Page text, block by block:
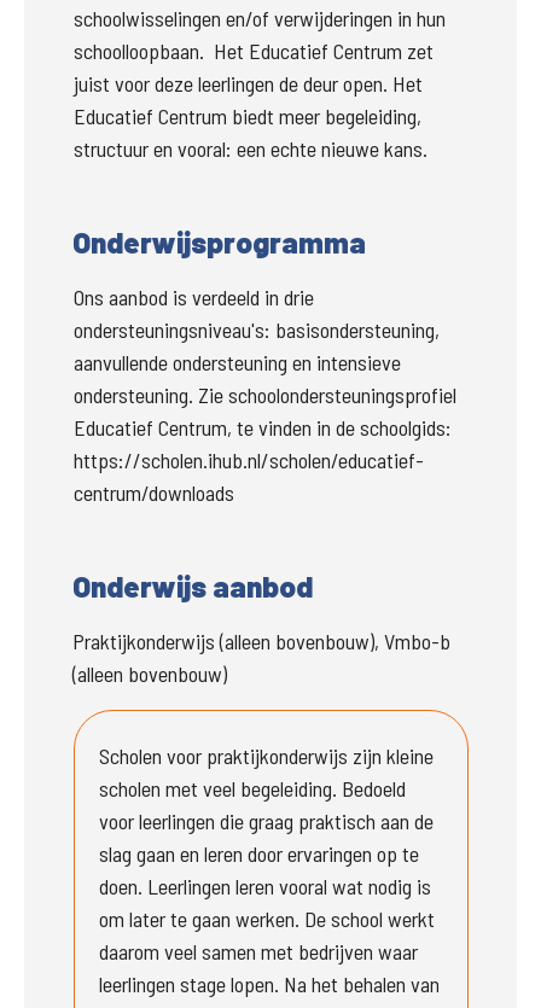
schoolwisselingen en/of verwijderingen in hun
schoolloopbaan. Het Educatief Centrum zet
juist voor deze leerlingen de deur open. Het
Educatief Centrum biedt meer begeleiding,
structuur en vooral: een echte nieuwe kans.
Onderwijsprogramma
Ons aanbod is verdeeld in drie
ondersteuningsniveau's: basisondersteuning,
aanvullende ondersteuning en intensieve
ondersteuning. Zie schoolondersteuningsprofiel
Educatief Centrum, te vinden in de schoolgids:
https://scholen.ihub.nl/scholen/educatief-
centrum/downloads
Onderwijs aanbod
Praktijkonderwijs (alleen bovenbouw), Vmbo-b
(alleen bovenbouw)
Scholen voor praktijkonderwijs zijn kleine
scholen met veel begeleiding. Bedoeld
voor leerlingen die graag praktisch aan de
slag gaan en leren door ervaringen op te
doen. Leerlingen leren vooral wat nodig is
om later te gaan werken. De school werkt
daarom veel samen met bedrijven waar
leerlingen stage lopen. Na het behalen van